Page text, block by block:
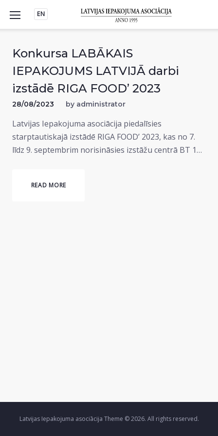
content
EN
Konkursa LABĀKAIS
IEPAKOJUMS LATVIJĀ darbi
izstādē RIGA FOOD’ 2023
28/08/2023 by administrator
Latvijas Iepakojuma asociācija piedalīsies
starptautiskajā izstādē RIGA FOOD’ 2023, kas no 7.
līdz 9. septembrim norisināsies izstāžu centrā BT 1…
READ MORE
Latvijas Iepakojuma asociācija Theme © 2026. All rights reserved.